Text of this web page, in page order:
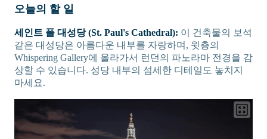
오늘의 할 일
세인트 폴 대성당 (St. Paul's Cathedral): 이 건축물의 보석
같은 대성당은 아름다운 내부를 자랑하며, 윗층의
Whispering Gallery에 올라가서 런던의 파노라마 전경을 감
상할 수 있습니다. 성당 내부의 섬세한 디테일도 놓치지
마세요.